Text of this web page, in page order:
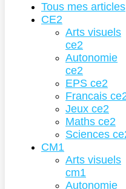
Tous mes articles
CE2
Arts visuels
ce2
Autonomie
ce2
EPS ce2
Francais
Jeux ce2
Maths ce2
Sciences
CM1
Arts visuels
cm1
Autonomie